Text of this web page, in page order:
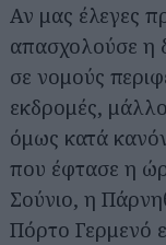
Αν μας έλεγες
απασχολούσε η
σε νομούς
εκδρομές,
όμως κατά
που έφτασε η
Σούνιο, η
Πόρτο Γερμενό